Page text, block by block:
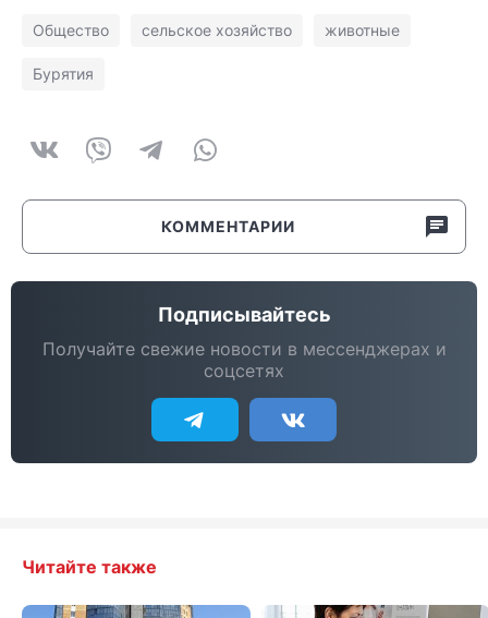
Общество сельское хозяйство животные
Бурятия
КОММЕНТАРИИ
Подписывайтесь
Получайте свежие новости в мессенджерах и
соцсетях
Читайте также